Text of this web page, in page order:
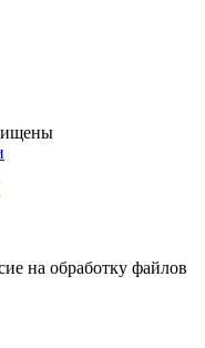
на обработку файлов